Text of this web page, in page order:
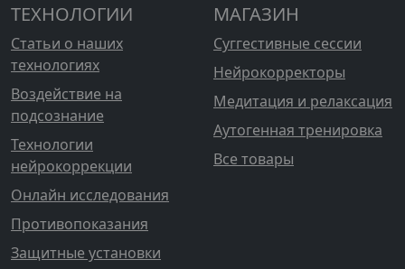
ТЕХНОЛОГИИ
Статьи о наших
технологиях
Воздействие на
подсознание
Технологии
нейрокоррекции
Онлайн исследования
Противопоказания
Защитные установки
МАГАЗИН
Суггестивные сессии
Нейрокорректоры
Медитация и релаксация
Аутогенная тренировка
Все товары